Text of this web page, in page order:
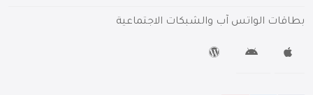
بطاقات الواتس آب والشبكات الاجتماعية